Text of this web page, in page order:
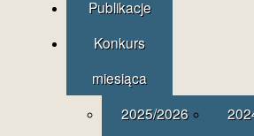
Publikacje
Konkurs
miesiąca
2025/2026